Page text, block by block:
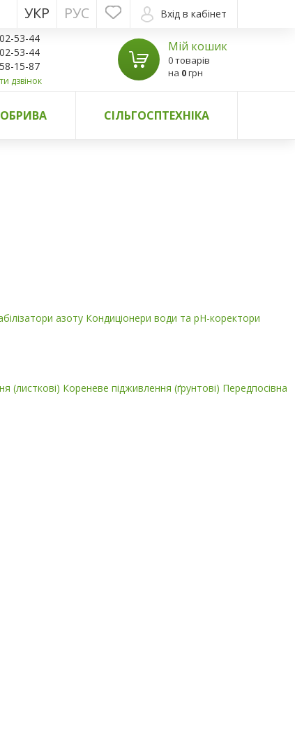
Вхід в кабінет
РУС
УКР
53-44
53-44
15-87
дзвінок
Мій кошик
0 товарів
на 0грн
СІЛЬГОСПТЕХНІКА
азоту Кондиціонери води та pH-коректори
(листкові) Кореневе підживлення (ґрунтові) Передпосівна